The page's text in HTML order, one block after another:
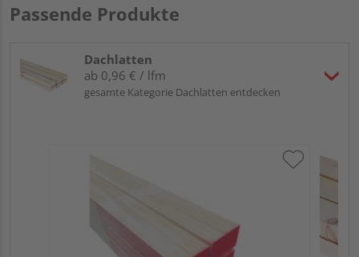
Passende Produkte
Dachlatten
ab 0,96 € / lfm
gesamte Kategorie Dachlatten entdecken